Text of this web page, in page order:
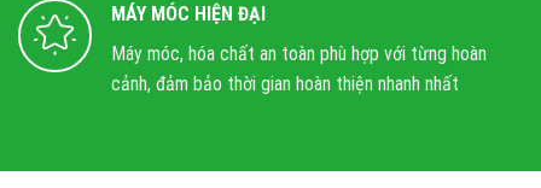
MÁY MÓC HIỆN ĐẠI
Máy móc, hóa chất an toàn phù hợp với từng hoàn
cảnh, đảm bảo thời gian hoàn thiện nhanh nhất